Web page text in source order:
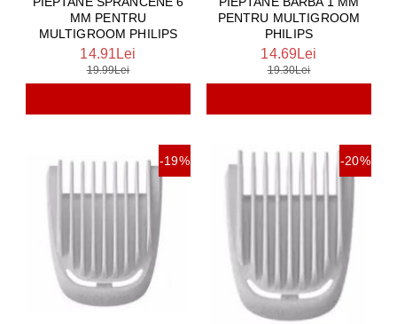
MM PENTRU
MULTIGROOM PHILIPS
14.91Lei
19.99Lei
PENTRU MULTIGROOM
PHILIPS
14.69Lei
19.30Lei
-19% -20%